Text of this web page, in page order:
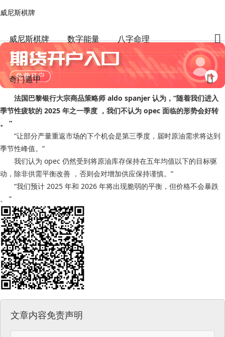
威尼斯棋牌
威尼斯棋牌 数字能量 八字命理
奇门遁甲
威尼斯棋牌
法国巴黎银行认为opec 在明年第三季度前难以恢复供应-威尼斯棋牌
法国巴黎银行大宗商品策略师 aldo spanjer 认为，“随着我们进入
季节性疲软的 2025 年之一季度 ，我们不认为 opec 面临的形势会好转
。 ”
“让部分产量重返市场的下个机会是第三季度，届时原油需求将达到
季节性峰值。”
我们认为 opec 仍然受到将原油库存保持在五年均值以下的目标驱
动，除非供需平衡改善 ，否则会对增加供应保持谨慎。”
“我们预计 2025 年和 2026 年将出现脆弱的平衡，但价格不会暴跌
。 ”
文章内容免责声明